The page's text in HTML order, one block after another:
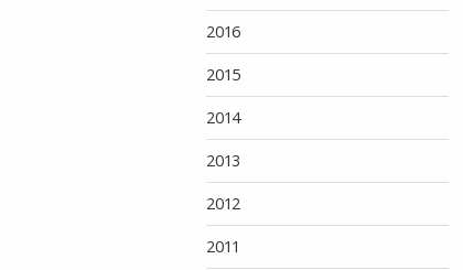
2016
2015
2014
2013
2012
2011